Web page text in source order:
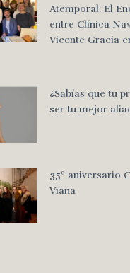
Atemporal: El
entre Clínica
Vicente Gracia
¿Sabías que tu
ser tu mejor
35º aniversario
Viana